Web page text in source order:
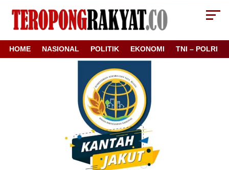
HOME NASIONAL POLITIK EKONOMI TNI – POLRI